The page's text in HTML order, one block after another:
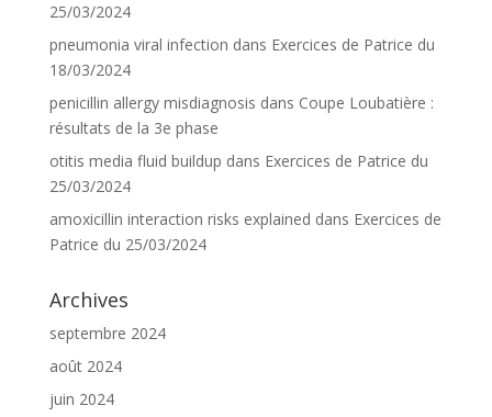
25/03/2024
pneumonia viral infection dans Exercices de Patrice du
18/03/2024
penicillin allergy misdiagnosis dans Coupe Loubatière :
résultats de la 3e phase
otitis media fluid buildup dans Exercices de Patrice du
25/03/2024
amoxicillin interaction risks explained dans Exercices de
Patrice du 25/03/2024
Archives
septembre 2024
août 2024
juin 2024